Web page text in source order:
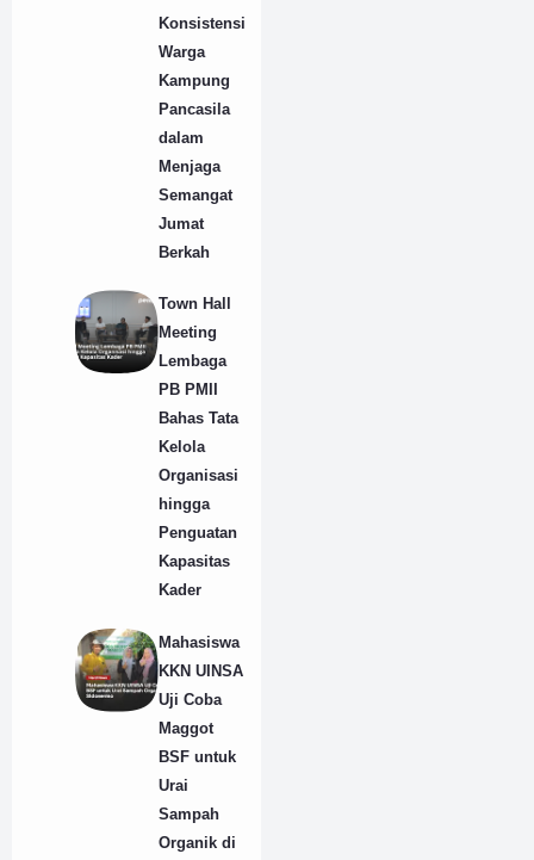
Konsistensi
Warga
Kampung
Pancasila
dalam
Menjaga
Semangat
Jumat
Berkah
Town Hall
Meeting
Lembaga
PB PMII
Bahas Tata
Kelola
Organisasi
hingga
Penguatan
Kapasitas
Kader
Mahasiswa
KKN UINSA
Uji Coba
Maggot
BSF untuk
Urai
Sampah
Organik di